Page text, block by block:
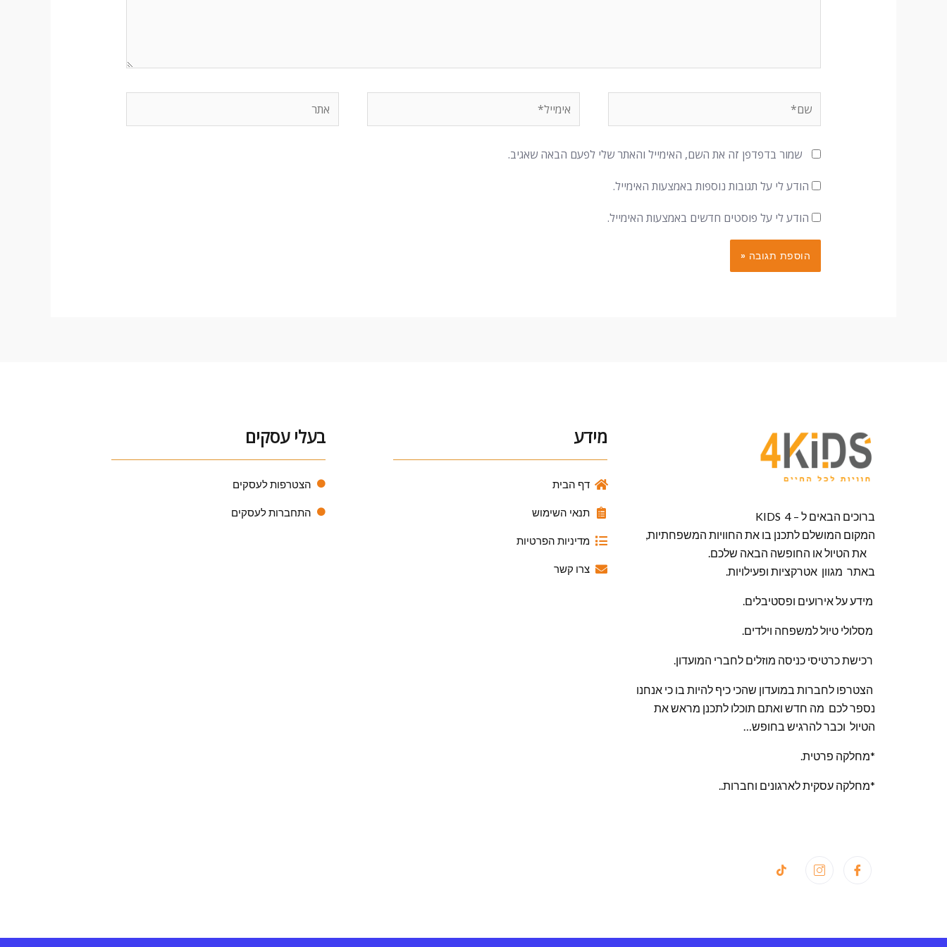
שמור בדפדפן זה את השם, האימייל והאתר שלי לפעם הבאה שאגיב.
הודע לי על תגובות נוספות באמצעות האימייל.
הודע לי על פוסטים חדשים באמצעות האימייל.
ברוכים הבאים ל – KIDS 4
המקום המושלם לתכנן בו את החוויות המשפחתיות,
את הטיול או החופשה הבאה שלכם.
באתר מגוון אטרקציות ופעילויות.
מידע על אירועים ופסטיבלים.
מסלולי טיול למשפחה וילדים.
רכישת כרטיסי כניסה מוזלים לחברי המועדון.
הצטרפו לחברות במועדון שהכי כיף להיות בו כי אנחנו
נספר לכם מה חדש ואתם תוכלו לתכנן מראש את
הטיול וכבר להרגיש בחופש…
*מחלקה פרטית.
*מחלקה עסקית לארגונים וחברות..
מידע
דף הבית
תנאי השימוש
מדיניות הפרטיות
צרו קשר
בעלי עסקים
הצטרפות לעסקים
התחברות לעסקים